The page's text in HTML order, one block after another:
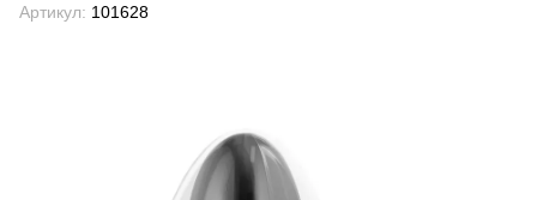
Артикул: 101628